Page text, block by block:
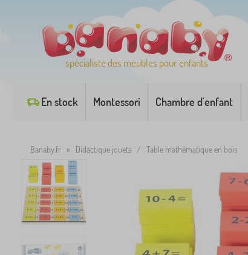
spécialiste des meubles pour enfants
En stock Montessori Chambre d'enfant
Banaby.fr » Didactique jouets / Table mathématique en bois